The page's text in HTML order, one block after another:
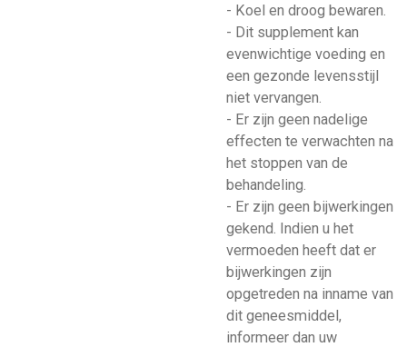
- Koel en droog bewaren.
- Dit supplement kan
evenwichtige voeding en
een gezonde levensstijl
niet vervangen.
- Er zijn geen nadelige
effecten te verwachten na
het stoppen van de
behandeling.
- Er zijn geen bijwerkingen
gekend. Indien u het
vermoeden heeft dat er
bijwerkingen zijn
opgetreden na inname van
dit geneesmiddel,
informeer dan uw